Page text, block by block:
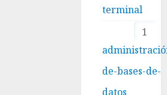
terminal
1
de-bases-de-
datos